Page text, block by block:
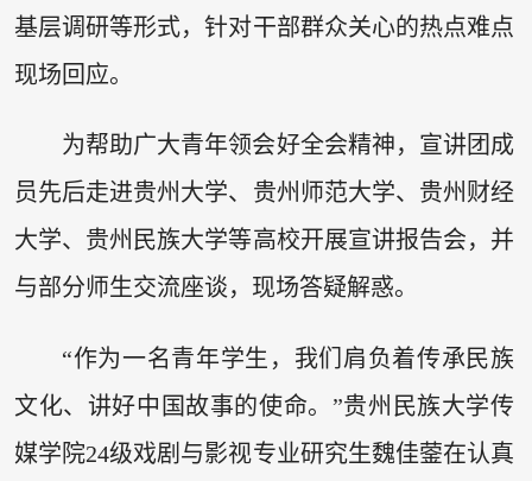
基层调研等形式，针对干部群众关心的热点难点
现场回应。
为帮助广大青年领会好全会精神，宣讲团成
员先后走进贵州大学、贵州师范大学、贵州财经
大学、贵州民族大学等高校开展宣讲报告会，并
与部分师生交流座谈，现场答疑解惑。
“作为一名青年学生，我们肩负着传承民族
文化、讲好中国故事的使命。”贵州民族大学传
媒学院24级戏剧与影视专业研究生魏佳蓥在认真